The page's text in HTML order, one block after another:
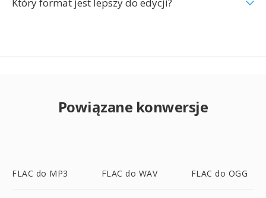
Powiązane konwersje
FLAC do MP3 FLAC do WAV FLAC do OGG